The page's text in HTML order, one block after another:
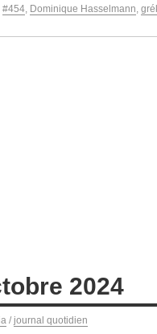
#454, Dominique Hasselmann,
2024
/ journal quotidien